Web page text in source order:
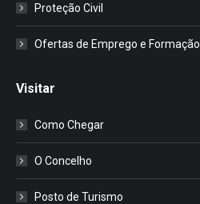
Proteção Civil
Ofertas de Emprego e Formação
Visitar
Como Chegar
O Concelho
Posto de Turismo